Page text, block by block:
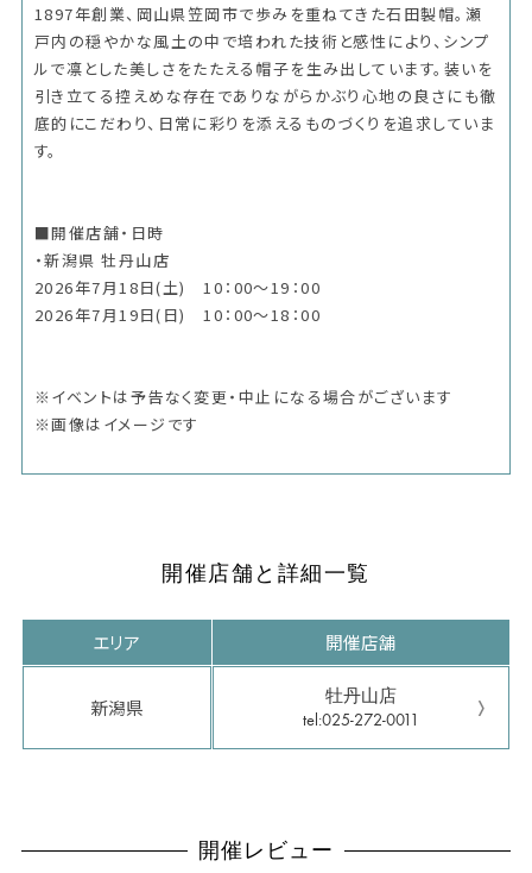
1897年創業、岡山県笠岡市で歩みを重ねてきた石田製帽。瀬
戸内の穏やかな風土の中で培われた技術と感性により、シンプ
ルで凛とした美しさをたたえる帽子を生み出しています。装いを
引き立てる控えめな存在でありながらかぶり心地の良さにも徹
底的にこだわり、日常に彩りを添えるものづくりを追求していま
す。
■開催店舗・日時
・新潟県 牡丹山店
2026年7月18日(土) 10：00～19：00
2026年7月19日(日) 10：00～18：00
※イベントは予告なく変更・中止になる場合がございます
※画像はイメージです
開催店舗と詳細一覧
エリア 開催店舗
新潟県
牡丹山店
tel:025-272-0011
開催レビュー